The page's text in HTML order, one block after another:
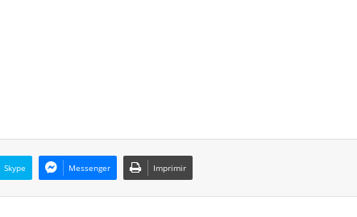
Skype Messenger Imprimir